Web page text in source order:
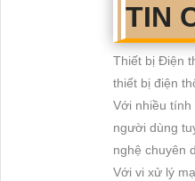
TIN
Thiết bị Điện
thiết bị điện
Với nhiều tính
người dùng
nghệ chuyên
Với vi xử lý